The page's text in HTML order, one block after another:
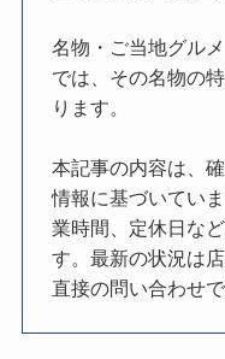
名物・ご当地グル
では、その名物の
ります。
本記事の内容は、
情報に基づいてい
業時間、定休日な
す。最新の状況は
直接の問い合わせ